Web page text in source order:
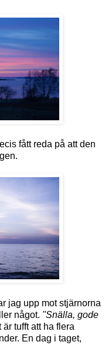
fått reda på att den
jag upp mot stjärnorna
något. "Snälla, gode
är tufft att ha flera
En dag i taget,